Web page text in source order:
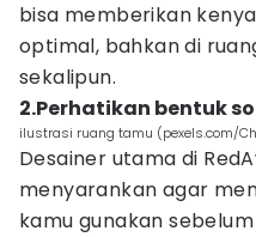
bisa memberikan
optimal, bahkan di
sekalipun.
2.Perhatikan bentuk
ilustrasi ruang tamu (pexels.com/
Desainer utama di
menyarankan agar
kamu gunakan